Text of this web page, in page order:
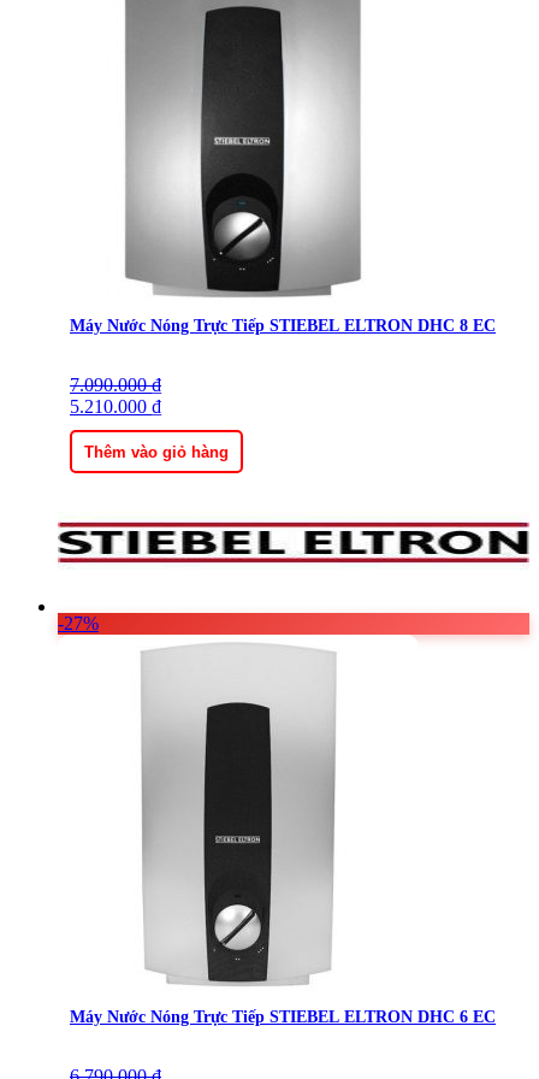
Máy Nước Nóng Trực Tiếp STIEBEL ELTRON DHC 8 EC
7.090.000₫
Giá
gốc
là:
7.090.000 ₫.
5.210.000 ₫
Giá
hiện
tại
là:
5.210.000 ₫.
Thêm vào giỏ hàng
-27%
Máy Nước Nóng Trực Tiếp STIEBEL ELTRON DHC 6 EC